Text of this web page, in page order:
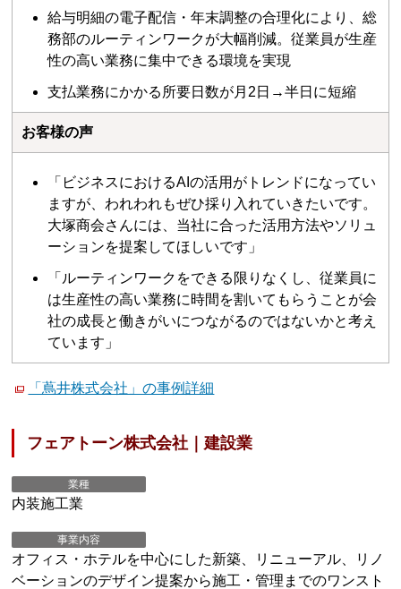
給与明細の電子配信・年末調整の合理化により、総
務部のルーティンワークが大幅削減。従業員が生産
性の高い業務に集中できる環境を実現
支払業務にかかる所要日数が月2日→半日に短縮
お客様の声
「ビジネスにおけるAIの活用がトレンドになってい
ますが、われわれもぜひ採り入れていきたいです。
大塚商会さんには、当社に合った活用方法やソリュ
ーションを提案してほしいです」
「ルーティンワークをできる限りなくし、従業員に
は生産性の高い業務に時間を割いてもらうことが会
社の成長と働きがいにつながるのではないかと考え
ています」
「蔦井株式会社」の事例詳細
フェアトーン株式会社｜建設業
業種
内装施工業
事業内容
オフィス・ホテルを中心にした新築、リニューアル、リノ
ベーションのデザイン提案から施工・管理までのワンスト